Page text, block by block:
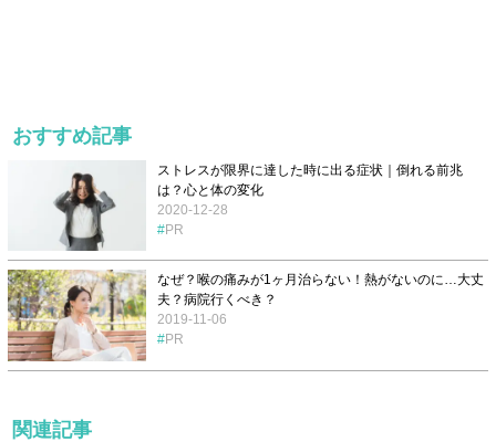
おすすめ記事
ストレスが限界に達した時に出る症状｜倒れる前兆
は？心と体の変化
2020-12-28
PR
なぜ？喉の痛みが1ヶ月治らない！熱がないのに…大丈
夫？病院行くべき？
2019-11-06
PR
関連記事